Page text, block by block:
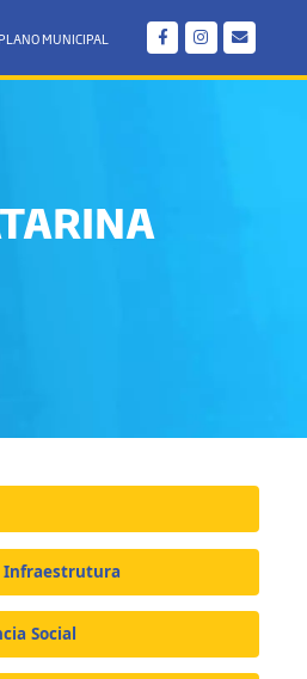
PLANO MUNICIPAL
Infraestrutura
Social